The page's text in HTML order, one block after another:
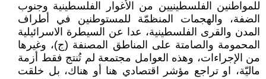
للمواطنين الفلسطينيين من الأغوار الفلسطينية وجنوب
الضفة، والهجمات المنظمّة للمستوطنين في أطراف
المدن والقرى الفلسطينية، عدا عن السيطرة الاسرائيلية
المحمومة والصامتة على المناطق المصنفة (ج)، وغيرها
من الإجراءات، وهذه العوامل مجتمعة لم تُنتج فقط أزمة
ماليّة، او تراجع مؤشر اقتصادي هنا أو هناك، بل خلقت